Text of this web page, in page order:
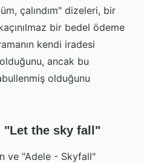
çalındım" dizeleri, bir
bir bedel ödeme
kendi iradesi
ancak bu
olduğunu
"Let the sky fall"
ve "Adele - Skyfall"